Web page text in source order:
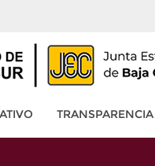
TRANSPARENCIA